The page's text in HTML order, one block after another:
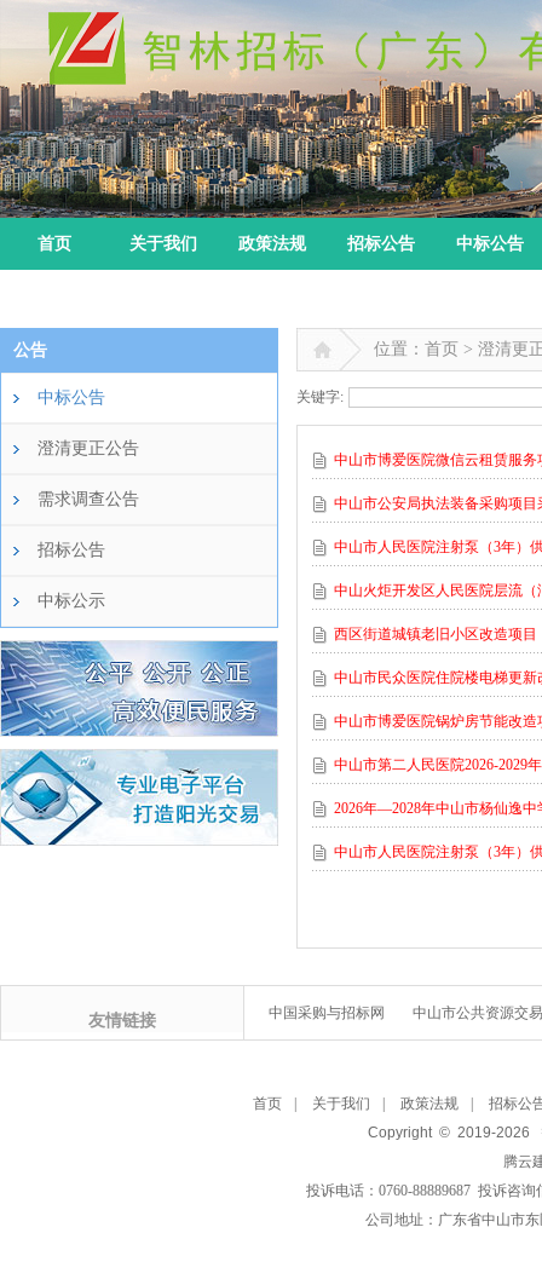
首页 关于我们 政策法规 招标公告 中标公告
公告
中标公告
澄清更正公告
需求调查公告
招标公告
中标公示
位置：首页 > 澄清更
关键字:
中山市博爱医院微信云租赁服
中山市公安局执法装备采购项
中山市人民医院注射泵（3年）
中山火炬开发区人民医院层流
西区街道城镇老旧小区改造项
中山市民众医院住院楼电梯更
中山市博爱医院锅炉房节能改造
中山市第二人民医院2026-2029
2026年—2028年中山市杨仙逸
中山市人民医院注射泵（3年）
友情链接 中国采购与招标网 中山市公共资源交
首页 关于我们 政策法规
招标公
Copyright © 2019-2026
腾云
投诉电话：0760-88889687 投诉咨
公司地址：广东省中山市